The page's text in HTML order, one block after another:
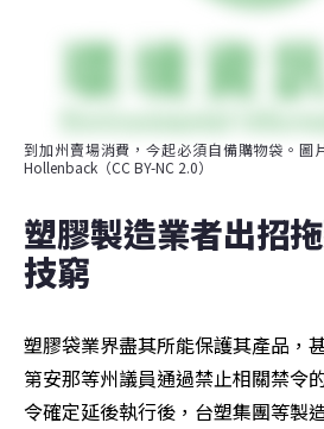
到加州賣場消費，今起必須自備購物袋。圖
Hollenback（CC BY-NC 2.0）
塑膠製造業者出招
技窮
塑膠袋業界盡其所能保護其產品，
第安那等州議員通過禁止相關禁令
令確定延後執行後，台塑集團等製